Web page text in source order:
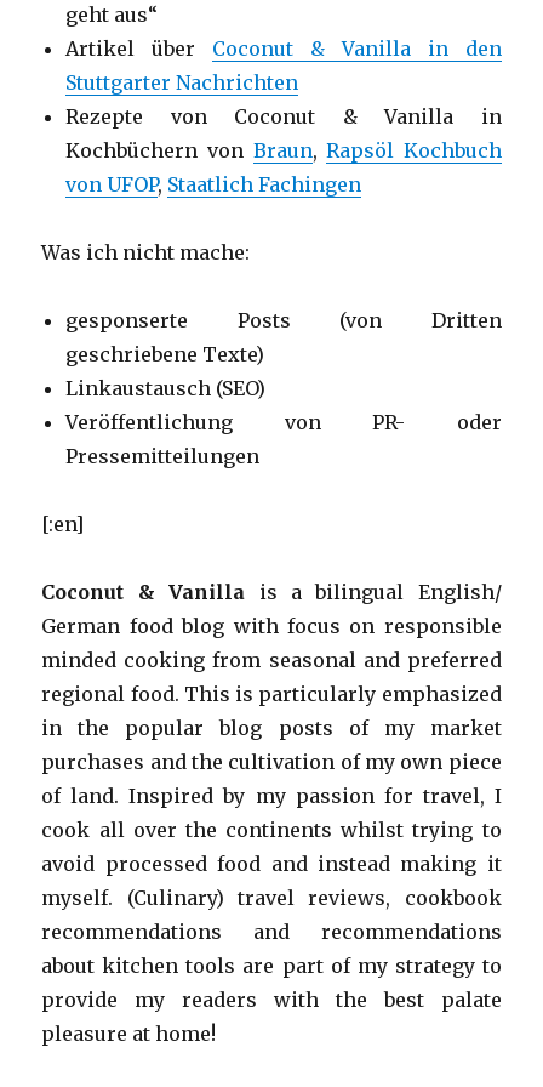
geht aus“
Artikel über Coconut & Vanilla in den
Stuttgarter Nachrichten
Rezepte von Coconut & Vanilla in
Kochbüchern von Braun,Rapsöl Kochbuch
von UFOP, Staatlich Fachingen
Was ich nicht mache:
gesponserte Posts (von Dritten
geschriebene Texte)
Linkaustausch (SEO)
Veröffentlichung von PR- oder
Pressemitteilungen
[:en]
Coconut & Vanilla is a bilingual English/
German food blog with focus on responsible
minded cooking from seasonal and preferred
regional food. This is particularly emphasized
in the popular blog posts of my market
purchases and the cultivation of my own piece
of land. Inspired by my passion for travel, I
cook all over the continents whilst trying to
avoid processed food and instead making it
myself. (Culinary) travel reviews, cookbook
recommendations and recommendations
about kitchen tools are part of my strategy to
provide my readers with the best palate
pleasure at home!